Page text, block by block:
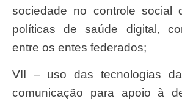
sociedade no controle social
políticas de saúde digital,
entre os entes federados;
VII – uso das tecnologias da informação e
comunicação para apoio à